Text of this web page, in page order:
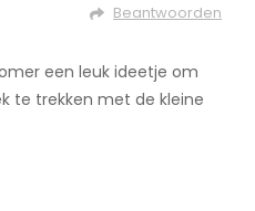
Beantwoorden
een leuk ideetje om
te trekken met de kleine